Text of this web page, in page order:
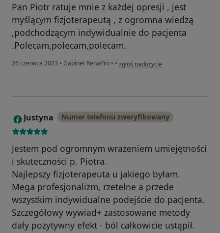
Pan Piotr ratuje mnie z każdej opresji , jest
myślącym fizjoterapeutą , z ogromna wiedzą
,podchodzącym indywidualnie do pacjenta
.Polecam,polecam,polecam.
26 czerwca 2023 • Gabinet RehaPro • • w opinii użytkownika Pacjent
zgłoś nadużycie
J Justyna Numer telefonu zweryfikowany
Jestem pod ogromnym wrażeniem umiejętności
i skuteczności p. Piotra.
Najlepszy fizjoterapeuta u jakiego byłam.
Mega profesjonalizm, rzetelne a przede
wszystkim indywidualne podejście do pacjenta.
Szczegółowy wywiad+ zastosowane metody
dały pozytywny efekt - ból całkowicie ustąpił.